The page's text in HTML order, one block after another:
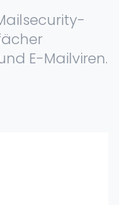
E-Mailviren.